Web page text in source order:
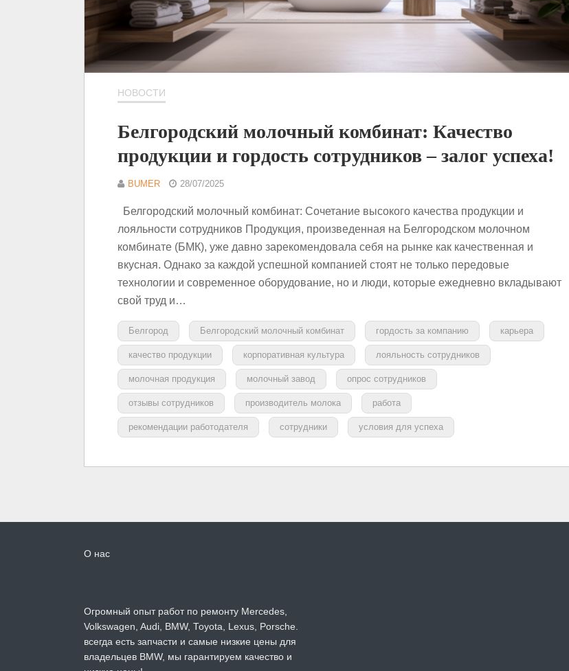
НОВОСТИ
Белгородский молочный комбинат: Качество
продукции и гордость сотрудников – залог успеха!
BUMER 28/07/2025
Белгородский молочный комбинат: Сочетание высокого качества продукции и
лояльности сотрудников Продукция, произведенная на Белгородском молочном
комбинате (БМК), уже давно зарекомендовала себя на рынке как качественная и
вкусная. Однако за каждой успешной компанией стоят не только передовые
технологии и современное оборудование, но и люди, которые ежедневно вкладывают
свой труд и…
Белгород Белгородский молочный комбинат гордость за компанию карьера
качество продукции корпоративная культура лояльность сотрудников
молочная продукция молочный завод опрос сотрудников
отзывы сотрудников производитель молока работа
рекомендации работодателя сотрудники условия для успеха
О нас
Огромный опыт работ по ремонту Mercedes,
Volkswagen, Audi, BMW, Toyota, Lexus, Porsche.
всегда есть запчасти и самые низкие цены для
владельцев BMW, мы гарантируем качество и